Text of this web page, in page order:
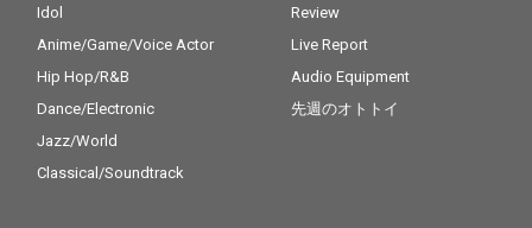
Idol
Anime/Game/Voice Actor
Hip Hop/R&B
Dance/Electronic
Jazz/World
Classical/Soundtrack
Review
Live Report
Audio Equipment
先週のオトトイ